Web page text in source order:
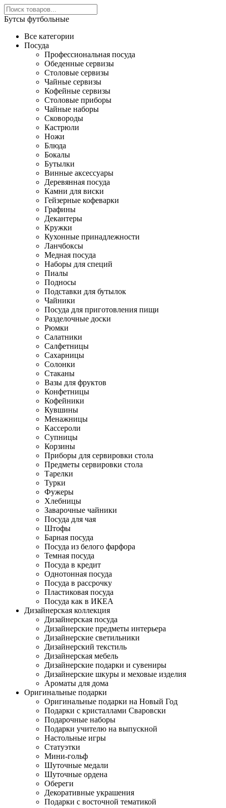
Бутсы футбольные
Все категории
Посуда
Профессиональная посуда
Обеденные сервизы
Столовые сервизы
Чайные сервизы
Кофейные сервизы
Столовые приборы
Чайные наборы
Сковороды
Кастрюли
Ножи
Блюда
Бокалы
Бутылки
Винные аксессуары
Деревянная посуда
Камни для виски
Гейзерные кофеварки
Графины
Декантеры
Кружки
Кухонные принадлежности
Ланчбоксы
Медная посуда
Наборы для специй
Пиалы
Подносы
Подставки для бутылок
Чайники
Посуда для приготовления пищи
Разделочные доски
Рюмки
Салатники
Салфетницы
Сахарницы
Солонки
Стаканы
Вазы для фруктов
Конфетницы
Кофейники
Кувшины
Менажницы
Кассероли
Супницы
Корзины
Приборы для сервировки стола
Предметы сервировки стола
Тарелки
Турки
Фужеры
Хлебницы
Заварочные чайники
Посуда для чая
Штофы
Барная посуда
Посуда из белого фарфора
Темная посуда
Посуда в кредит
Однотонная посуда
Посуда в рассрочку
Пластиковая посуда
Посуда как в ИКЕА
Дизайнерская коллекция
Дизайнерская посуда
Дизайнерские предметы интерьера
Дизайнерские светильники
Дизайнерский текстиль
Дизайнерская мебель
Дизайнерские подарки и сувениры
Дизайнерские шкуры и меховые изделия
Ароматы для дома
Оригинальные подарки
Оригинальные подарки на Новый Год
Подарки с кристаллами Сваровски
Подарочные наборы
Подарки учителю на выпускной
Настольные игры
Статуэтки
Мини-гольф
Шуточные медали
Шуточные ордена
Обереги
Декоративные украшения
Подарки с восточной тематикой